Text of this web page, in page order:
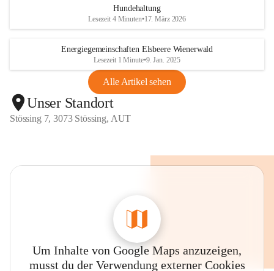
Hundehaltung
Lesezeit 4 Minuten•17. März 2026
Energiegemeinschaften Elsbeere Wienerwald
Lesezeit 1 Minute•9. Jan. 2025
Alle Artikel sehen
Unser Standort
Stössing 7, 3073 Stössing, AUT
Um Inhalte von Google Maps anzuzeigen,
musst du der Verwendung externer Cookies